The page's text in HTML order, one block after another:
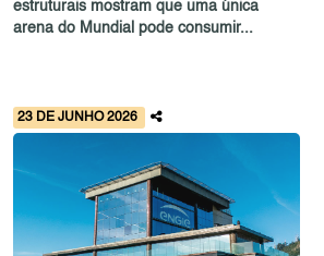
estruturais mostram que uma única
arena do Mundial pode consumir...
23 DE JUNHO 2026